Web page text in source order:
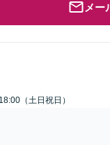
メー
（土日祝日）